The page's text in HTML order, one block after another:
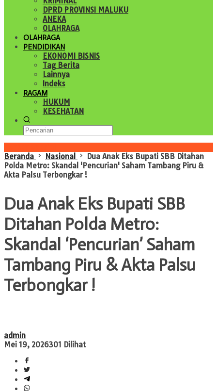
DPRD PROVINSI MALUKU
ANEKA
OLAHRAGA
OLAHRAGA
PENDIDIKAN
EKONOMI BISNIS
Tag Berita
Lainnya
Indeks
RAGAM
HUKUM
KESEHATAN
Beranda
Nasional
Dua Anak Eks Bupati SBB Ditahan
Polda Metro: Skandal 'Pencurian' Saham Tambang Piru &
Akta Palsu Terbongkar !
Dua Anak Eks Bupati SBB
Ditahan Polda Metro:
Skandal ‘Pencurian’ Saham
Tambang Piru & Akta Palsu
Terbongkar !
admin
Mei 19, 2026301 Dilihat